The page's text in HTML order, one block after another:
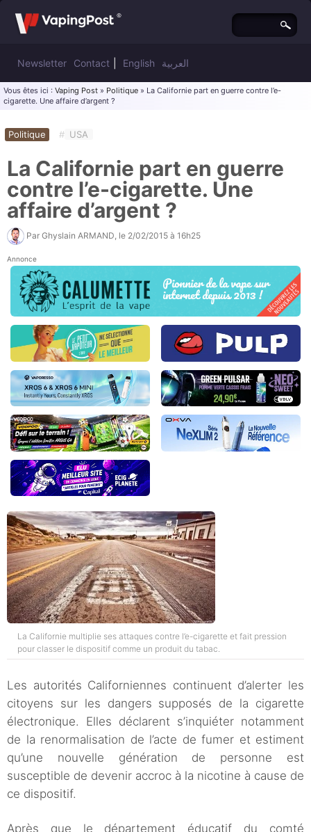
Newsletter Contact English العربية
Vous êtes ici : Vaping Post » Politique » La Californie part en guerre contre l’e-
cigarette. Une affaire d’argent ?
Politique # USA
La Californie part en guerre
contre l’e-cigarette. Une
affaire d’argent ?
Par Ghyslain ARMAND , le 2/02/2015 à 16h25
Annonce
La Californie multiplie ses attaques contre l’e-cigarette et fait pression
pour classer le dispositif comme un produit du tabac.
Les autorités Californiennes continuent d’alerter les
citoyens sur les dangers supposés de la cigarette
électronique. Elles déclarent s’inquiéter notamment
de la renormalisation de l’acte de fumer et estiment
qu’une nouvelle génération de personne est
susceptible de devenir accroc à la nicotine à cause de
ce dispositif.
Après que le département éducatif du comté